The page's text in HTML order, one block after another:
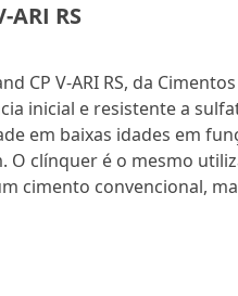
ARI RS
CP V-ARI RS, da
inicial e resistente a
em baixas idades em
O clínquer é o mesmo
cimento convencional,